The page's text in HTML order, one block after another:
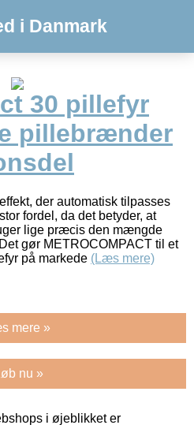
i Danmark
30 pillefyr
pillebrænder
der automatisk tilpasses
fordel, da det betyder, at
lige præcis den mængde
gør METROCOMPACT til et
på markede (Læs mere)
mere »
nu »
i øjeblikket er